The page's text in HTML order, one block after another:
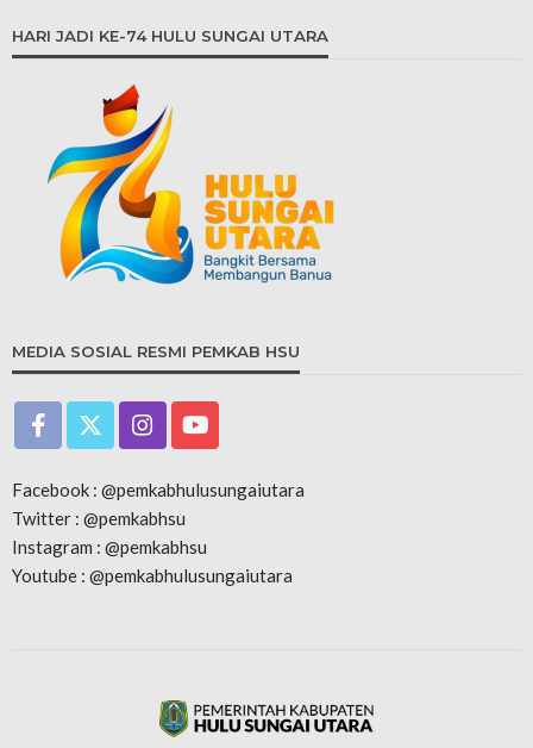
HARI JADI KE-74 HULU SUNGAI UTARA
MEDIA SOSIAL RESMI PEMKAB HSU
Facebook : @pemkabhulusungaiutara
Twitter : @pemkabhsu
Instagram : @pemkabhsu
Youtube : @pemkabhulusungaiutara